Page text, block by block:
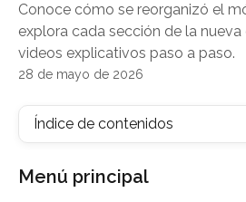
Conoce cómo se reorganizó el
explora cada sección de la nueva
videos explicativos paso a paso.
28 de mayo de 2026
Índice de contenidos
Menú principal